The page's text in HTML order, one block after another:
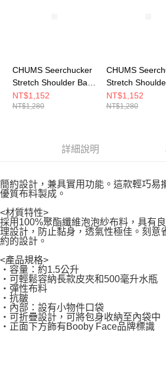
CHUMS Seerchucker
Stretch Shoulder Bag
肩背包 米灰色
CH604147G057
NT$1,152
NT$1,280
CHUMS
Stretch
肩背包 深藍
CH604147N001
NT$1,152
NT$1,280
詳細說明
簡約設計，兼具實用功能。這款輕巧易
優質布料製成。
<材質特性>
採用100%聚酯纖維泡泡紗布料，具有
理設計，防止黏身，透氣性極佳。刻意
約的設計。
<產品規格>
・容量：約1.5公升
・可輕鬆容納長款皮夾和500毫升水瓶
・彈性布料
・抗皺
・內部：設有小物件口袋
・可折疊設計，可將包身收納至內袋中
・正面下方飾有Booby Face品牌標識